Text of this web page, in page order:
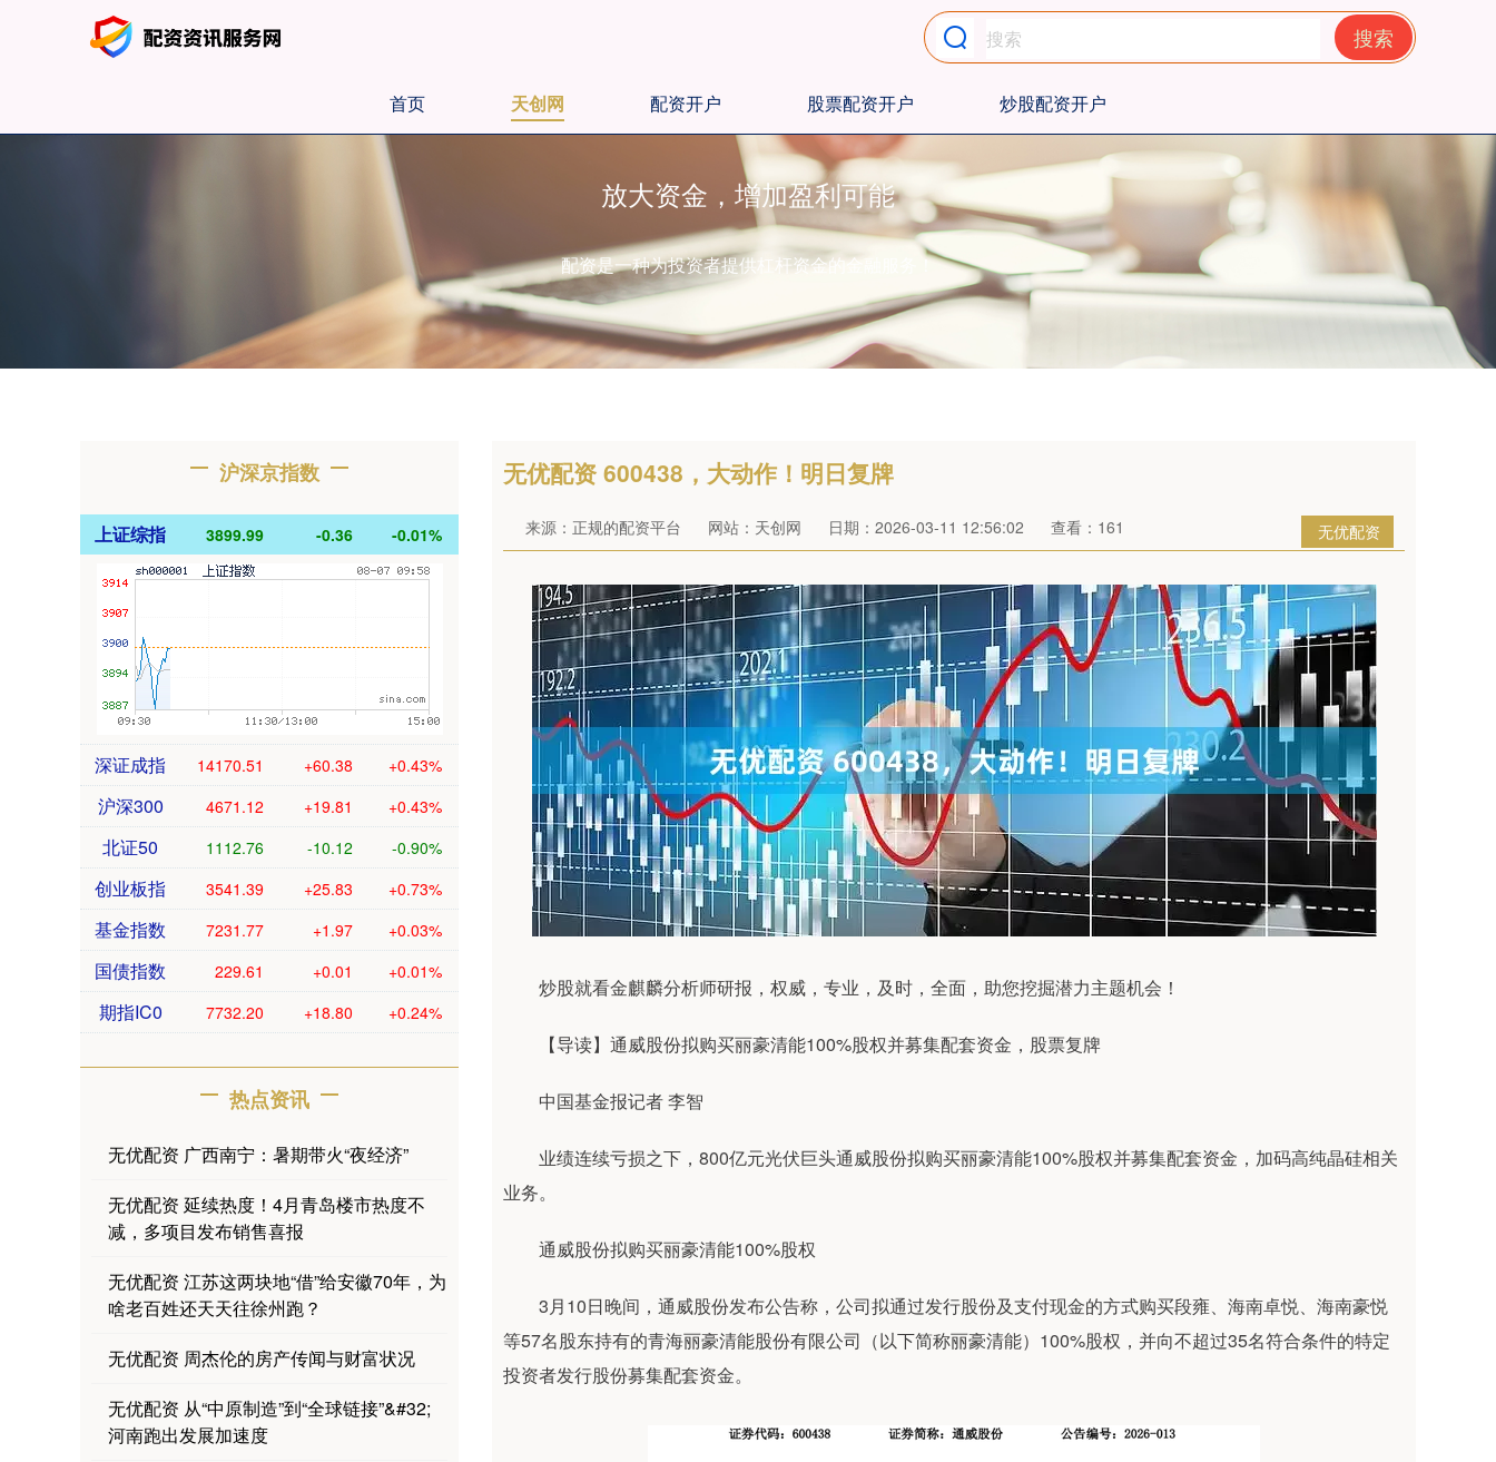
搜索
首页 天创网 配资开户 股票配资开户 炒股配资开户
放大资金，增加盈利可能
配资是一种为投资者提供杠杆资金的金融服务！
无优配资 600438，大动作！明日复牌
无优配资
来源：正规的配资平台 网站：天创网 日期：2026-03-11 12:56:02 查看：161
炒股就看金麒麟分析师研报，权威，专业，及时，全面，助您挖掘潜力主题机会！
【导读】通威股份拟购买丽豪清能100%股权并募集配套资金，股票复牌
中国基金报记者 李智
业绩连续亏损之下，800亿元光伏巨头通威股份拟购买丽豪清能100%股权并募集配套资金，加码高纯晶硅相关
业务。
通威股份拟购买丽豪清能100%股权
3月10日晚间，通威股份发布公告称，公司拟通过发行股份及支付现金的方式购买段雍、海南卓悦、海南豪悦
等57名股东持有的青海丽豪清能股份有限公司（以下简称丽豪清能）100%股权，并向不超过35名符合条件的特定
投资者发行股份募集配套资金。
沪深京指数
上证综指 3899.99 -0.36 -0.01%
深证成指 14170.51 +60.38 +0.43%
沪深300 4671.12 +19.81 +0.43%
北证50 1112.76 -10.12 -0.90%
创业板指 3541.39 +25.83 +0.73%
基金指数 7231.77 +1.97 +0.03%
国债指数 229.61 +0.01 +0.01%
期指IC0 7732.20 +18.80 +0.24%
热点资讯
无优配资 广西南宁：暑期带火“夜经济”
无优配资 延续热度！4月青岛楼市热度不
减，多项目发布销售喜报
无优配资 江苏这两块地“借”给安徽70年，为
啥老百姓还天天往徐州跑？
无优配资 周杰伦的房产传闻与财富状况
无优配资 从“中原制造”到“全球链接”&#32;
河南跑出发展加速度